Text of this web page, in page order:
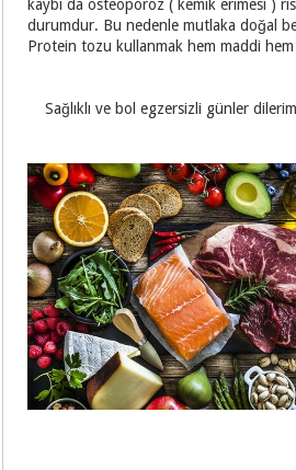
kaybı da osteoporoz ( kemik erimesi )
durumdur. Bu nedenle mutlaka doğal
Protein tozu kullanmak hem maddi
Sağlıklı ve bol egzersizli günler